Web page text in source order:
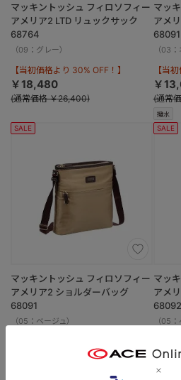
マッキントッシュ フィロソフィー
アメリア2 LTD リュックサック
68764
（09：グレー）
【当初価格より 30% OFF！】
￥18,480
(通常価格 ￥26,400)
撥水
マッ
アメリア2 ショ
68091
（03：
【当
￥
(通常
SALE
マッキントッシュ フィロソフィー
アメリア2 ショルダーバッグ
68091
（05：ベージュ）
5.0（1）
SALE
マッ
アメリア2 ショ
68092
（05：
￥
(通常